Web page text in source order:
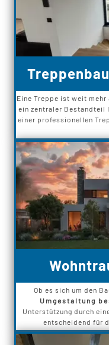
Eine Treppe ist weit
ein zentraler Bestandteil
einer professionellen
Ob es sich um den
Umgestaltung
Unterstützung durch
entscheidend für